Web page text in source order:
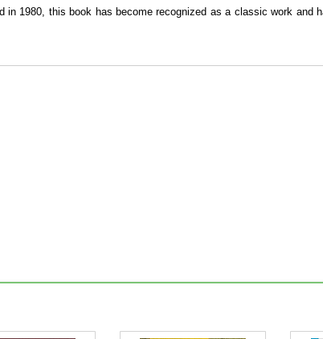
in 1980, this book has become recognized as a classic work